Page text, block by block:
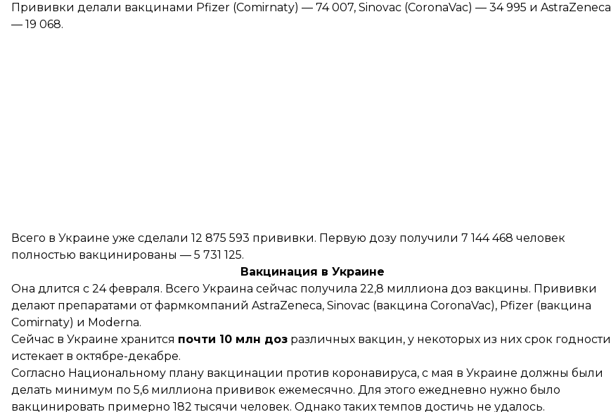
Прививки делали вакцинами Pfizer (Comirnaty) — 74 007, Sinovac (CoronaVac) — 34 995 и AstraZeneca
— 19 068.
Всего в Украине уже сделали 12 875 593 прививки. Первую дозу получили 7 144 468 человек
полностью вакцинированы — 5 731 125.
Вакцинация в Украине
Она длится с 24 февраля. Всего Украина сейчас получила 22,8 миллиона доз вакцины. Прививки
делают препаратами от фармкомпаний AstraZeneca, Sinovac (вакцина CoronaVac), Pfizer (вакцина
Comirnaty) и Moderna.
Сейчас в Украине хранится почти 10 млн доз различных вакцин, у некоторых из них срок годности
истекаетв октябре-декабре.
Согласно Национальному плану вакцинации против коронавируса, с мая в Украине должны были
делать минимум по 5,6 миллиона прививок ежемесячно. Для этого ежедневно нужно было
вакцинировать примерно 182 тысячи человек. Однако таких темпов достичь не удалось.